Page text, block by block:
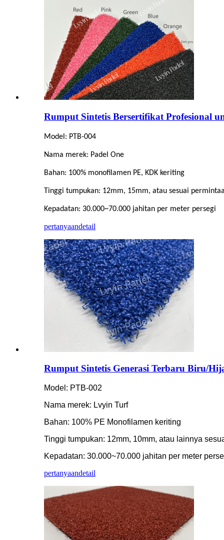
Rumput Sintetis Bersertifikat Profesional
Model: PTB-004
Nama merek: Padel One
Bahan: 100% monofilamen PE, KDK keriting
Tinggi tumpukan: 12mm, 15mm, atau sesuai
Kepadatan: 30.000~70.000 jahitan per meter persegi
pertanyaandetail
Rumput Sintetis Generasi Terbaru Biru/
Model: PTB-002
Nama merek: Lvyin Turf
Bahan: 100% PE Monofilamen keriting
Tinggi tumpukan: 12mm, 10mm, atau lainnya
Kepadatan: 30.000~70.000 jahitan per meter
pertanyaandetail